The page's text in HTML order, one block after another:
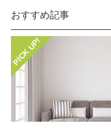
おすすめ記事